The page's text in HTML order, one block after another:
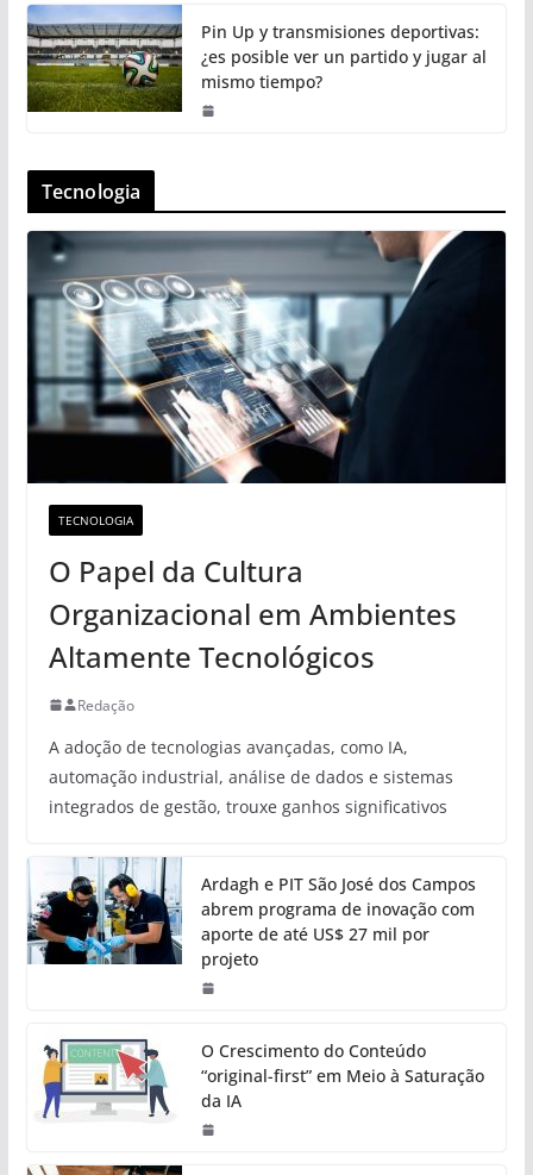
Pin Up y transmisiones deportivas:
¿es posible ver un partido y jugar al
mismo tiempo?
Tecnologia
TECNOLOGIA
O Papel da Cultura
Organizacional em Ambientes
Altamente Tecnológicos
Redação
A adoção de tecnologias avançadas, como IA,
automação industrial, análise de dados e sistemas
integrados de gestão, trouxe ganhos significativos
Ardagh e PIT São José dos Campos
abrem programa de inovação com
aporte de até US$ 27 mil por
projeto
O Crescimento do Conteúdo
“original-first” em Meio à Saturação
da IA